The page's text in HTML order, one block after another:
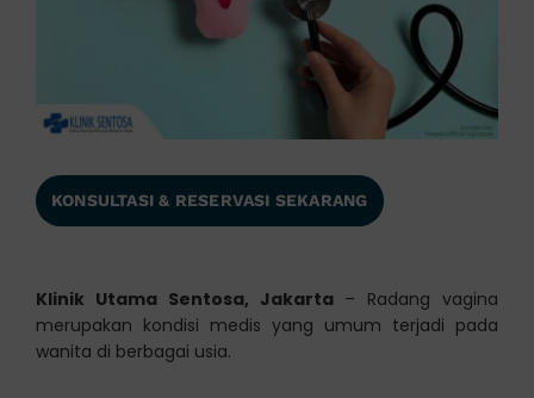
KONSULTASI & RESERVASI SEKARANG
Klinik Utama Sentosa, Jakarta– Radang vagina
merupakan kondisi medis yang umum terjadi pada
wanita di berbagai usia.